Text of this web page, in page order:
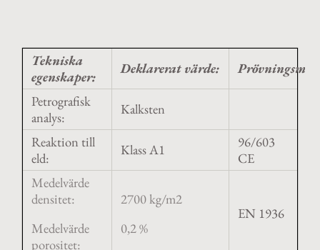
Tekniska
egenskaper:
Deklarerat värde:
Petrografisk
analys:
Kalksten
Reaktion till
eld:
Klass A1
96/603
CE
Medelvärde
densitet:
Medelvärde
porositet:
2700 kg/m2
0,2 %
EN 1936